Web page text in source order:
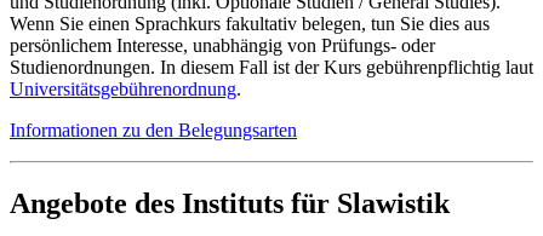
Wenn Sie einen Sprachkurs fakultativ belegen, tun Sie dies aus
persönlichem Interesse, unabhängig von Prüfungs- oder
Studienordnungen. In diesem Fall ist der Kurs gebührenpflichtig laut
Universitätsgebührenordnung.
Informationen zu den Belegungsarten
Angebote des Instituts für Slawistik